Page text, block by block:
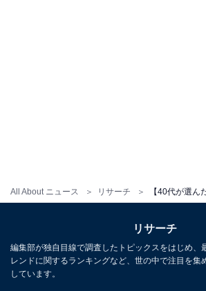
All About ニュース リサーチ
リサーチ
編集部が独自目線で調査したトピックスをはじめ、
レンドに関するランキングなど、世の中で注目を集
しています。